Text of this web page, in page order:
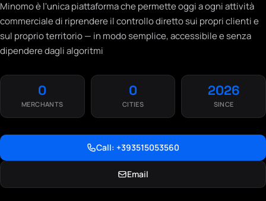
Minomo è l'unica piattaforma che permette oggi a ogni attività
commerciale di riprendere il controllo diretto sui propri clienti e
sul proprio territorio — in modo semplice, accessibile e senza
dipendere dagli algoritmi
0
MERCHANTS
0
CITIES
2026
SINCE
Call: +393515053560
Email